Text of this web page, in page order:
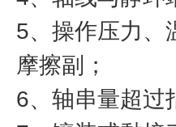
5、操作压力、
摩擦副；
6、轴串量超过